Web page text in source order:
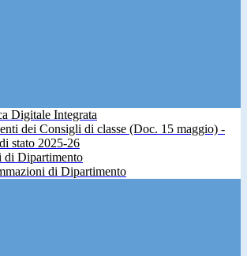
Digitale Integrata
dei Consigli di classe (Doc. 15 maggio) -
stato 2025-26
di Dipartimento
di Dipartimento